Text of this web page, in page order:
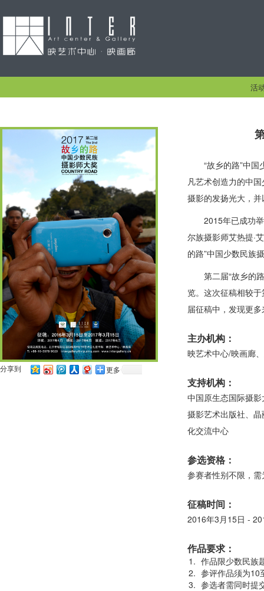
活
分享到 更多
“故乡的路”中
凡艺术创造力的中
摄影的发扬光大，
2015年已成功
尔族摄影师艾热提·
的路”中国少数民族
第二届“故乡的
览。这次征稿相较
届征稿中，发现更
主办机构：
映艺术中心/映画廊
支持机构：
中国原生态国际摄
摄影艺术出版社、
化交流中心
参选资格：
参赛者性别不限，
征稿时间：
2016年3月15日 -
作品要求：
作品限少数民族
参评作品须为10
参选者需同时提